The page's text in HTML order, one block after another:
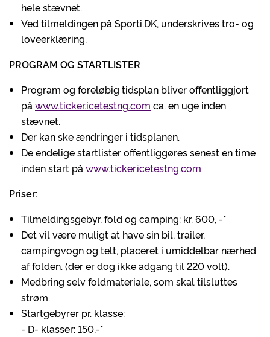
hele stævnet.
Ved tilmeldingen på Sporti.DK, underskrives tro- og
loveerklæring.
PROGRAM OG STARTLISTER
Program og foreløbig tidsplan bliver offentliggjort
på www.ticker.icetestng.com ca. en uge inden
stævnet.
Der kan ske ændringer i tidsplanen.
De endelige startlister offentliggøres senest en time
inden start på www.ticker.icetestng.com
Priser:
Tilmeldingsgebyr, fold og camping: kr. 600, -*
Det vil være muligt at have sin bil, trailer,
campingvogn og telt, placeret i umiddelbar nærhed
af folden. (der er dog ikke adgang til 220 volt).
Medbring selv foldmateriale, som skal tilsluttes
strøm.
Startgebyrer pr. klasse:
- D- klasser: 150,-*